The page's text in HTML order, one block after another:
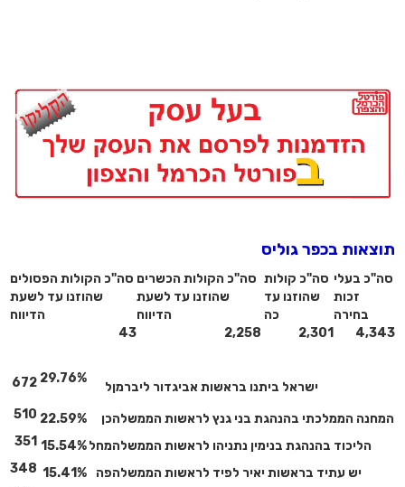
תוצאות בכפר גוליס
סה"כ בעלי
זכות
בחירה
סה"כ קולות
שהוזנו עד
כה
סה"כ הקולות הכשרים
שהוזנו עד לשעת
הדיווח
סה"כ הקולות הפסולים
שהוזנו עד לשעת
הדיווח
4,343
2,301
2,258
43
ישראל ביתנו בראשות אביגדור ליברמןל
29.76%
672
המחנה הממלכתי בהנהגת בני גנץ לראשות הממשלהכן 22.59%
510
הליכוד בהנהגת בנימין נתניהו לראשות הממשלהמחל15.54%
351
יש עתיד בראשות יאיר לפיד לראשות הממשלהפה 15.41%
348